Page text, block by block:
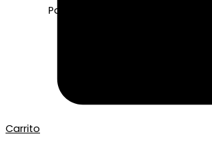
Carrito
Pago seguro con Tarjeta o Bizum